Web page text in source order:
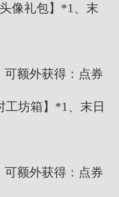
像礼包】*1、末
可额外获得：点券
坊箱】*1、末日
可额外获得：点券